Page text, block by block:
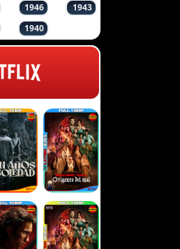
1946
1943
1940